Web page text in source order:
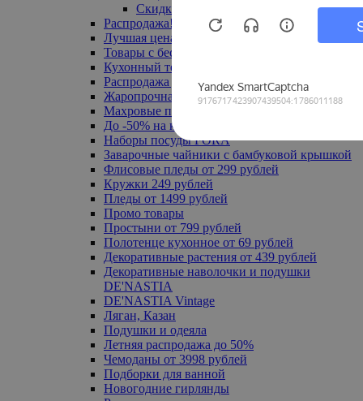
Скидка 20% по промокоду
Распродажа! Ульяновск до -70%
Лучшая цена
Товары с бесплатной доставкой
Кухонный текстиль
Распродажа до -50%
Жаропрочная посуда
Махровые полотенца
До -50% на ковры
Наборы посуды FORA
Заварочные чайники с бамбуковой крышкой
Флисовые пледы от 299 рублей
Кружки 249 рублей
Пледы от 1499 рублей
Промо товары
Простыни от 799 рублей
Полотенце кухонное от 69 рублей
Декоративные растения от 439 рублей
Декоративные наволочки и подушки
DE'NASTIA
DE'NASTIA Vintage
Ляган, Казан
Подушки и одеяла
Летняя распродажа до 50%
Чемоданы от 3998 рублей
Подборки для ванной
Новогодние гирлянды